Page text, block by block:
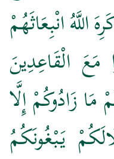
اللَّهُ انْبِعَاثَهُمْ
مَعَ الْقَاعِدِينَ
مَا زَادُوكُمْ إِلَّا
يَبْغُونَكُمُ